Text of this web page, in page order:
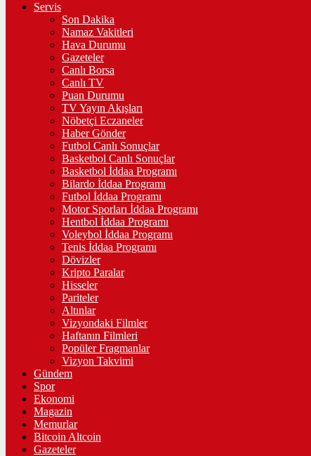
Servis
Son Dakika
Namaz Vakitleri
Hava Durumu
Gazeteler
Canlı Borsa
Canlı TV
Puan Durumu
TV Yayın Akışları
Nöbetçi Eczaneler
Haber Gönder
Futbol Canlı Sonuçlar
Basketbol Canlı Sonuçlar
Basketbol İddaa Programı
Bilardo İddaa Programı
Futbol İddaa Programı
Motor Sporları İddaa Programı
Hentbol İddaa Programı
Voleybol İddaa Programı
Tenis İddaa Programı
Dövizler
Kripto Paralar
Hisseler
Pariteler
Altınlar
Vizyondaki Filmler
Haftanın Filmleri
Popüler Fragmanlar
Vizyon Takvimi
Gündem
Spor
Ekonomi
Magazin
Memurlar
Bitcoin Altcoin
Gazeteler